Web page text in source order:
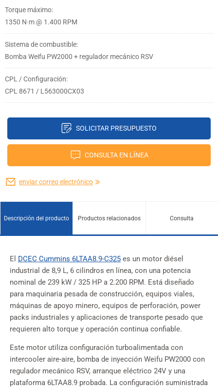
Torque máximo:
1350 N·m @ 1.400 RPM
Sistema de combustible:
Bomba Weifu PW2000 + regulador mecánico RSV
CPL / Configuración:
CPL 8671 / L563000CX03
SOLICITAR PRESUPUESTO
CONSULTA EN LÍNEA
enviar correo electrónico
Descripción del producto Productos relacionados Consulta
El DCEC Cummins 6LTAA8.9-C325 es un motor diésel
industrial de 8,9 L, 6 cilindros en línea, con una potencia
nominal de 239 kW / 325 HP a 2.200 RPM. Está diseñado
para maquinaria pesada de construcción, equipos viales,
máquinas de apoyo minero, equipos de perforación, power
packs industriales y aplicaciones de transporte pesado que
requieren alto torque y operación continua confiable.
Este motor utiliza configuración turboalimentada con
intercooler aire-aire, bomba de inyección Weifu PW2000 con
regulador mecánico RSV, arranque eléctrico 24V y una
plataforma 6LTAA8.9 probada. La configuración suministrada